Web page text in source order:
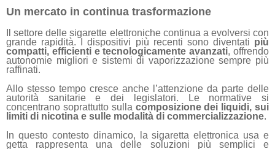
Un mercato in continua trasformazione
Il settore delle sigarette elettroniche continua a evolversi con
grande rapidità. I dispositivi più recenti sono diventati più
compatti, efficienti e tecnologicamente avanzati, offrendo
autonomie migliori e sistemi di vaporizzazione sempre più
raffinati.
Allo stesso tempo cresce anche l’attenzione da parte delle
autorità sanitarie e dei legislatori. Le normative si
concentrano soprattutto sulla composizione dei liquidi, sui
limiti di nicotina e sulle modalità di commercializzazione.
In questo contesto dinamico, la sigaretta elettronica usa e
getta rappresenta una delle soluzioni più semplici e